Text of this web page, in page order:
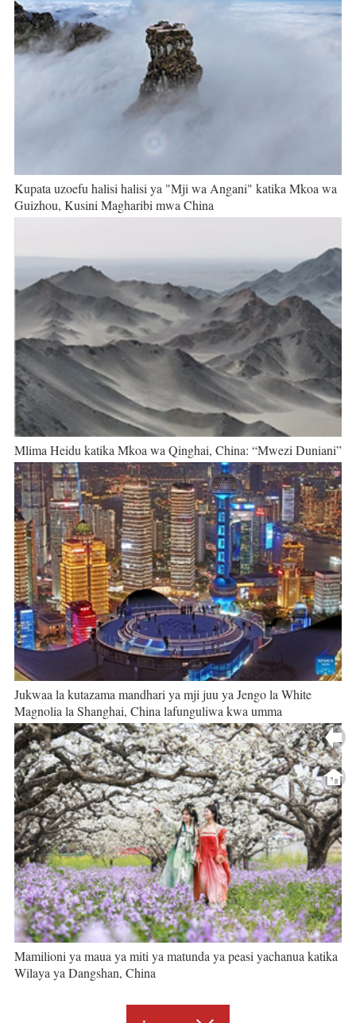
Kupata uzoefu halisi halisi ya "Mji wa Angani" katika Mkoa wa
Guizhou, Kusini Magharibi mwa China
Mlima Heidu katika Mkoa wa Qinghai, China: “Mwezi Duniani”
Jukwaa la kutazama mandhari ya mji juu ya Jengo la White
Magnolia la Shanghai, China lafunguliwa kwa umma
Mamilioni ya maua ya miti ya matunda ya peasi yachanua katika
Wilaya ya Dangshan, China